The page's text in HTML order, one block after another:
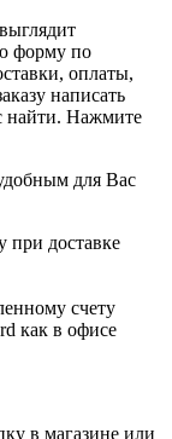
форму по
оплаты,
написать
найти. Нажмите
для Вас
при доставке
счету
как в офисе
в магазине или